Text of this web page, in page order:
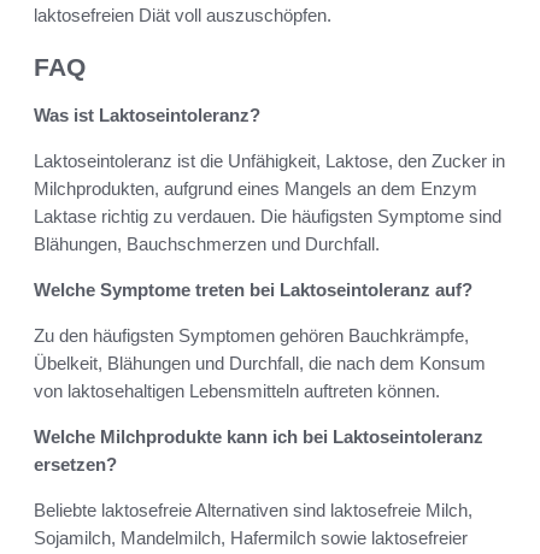
laktosefreien Diät voll auszuschöpfen.
FAQ
Was ist Laktoseintoleranz?
Laktoseintoleranz ist die Unfähigkeit, Laktose, den Zucker in
Milchprodukten, aufgrund eines Mangels an dem Enzym
Laktase richtig zu verdauen. Die häufigsten Symptome sind
Blähungen, Bauchschmerzen und Durchfall.
Welche Symptome treten bei Laktoseintoleranz auf?
Zu den häufigsten Symptomen gehören Bauchkrämpfe,
Übelkeit, Blähungen und Durchfall, die nach dem Konsum
von laktosehaltigen Lebensmitteln auftreten können.
Welche Milchprodukte kann ich bei Laktoseintoleranz
ersetzen?
Beliebte laktosefreie Alternativen sind laktosefreie Milch,
Sojamilch, Mandelmilch, Hafermilch sowie laktosefreier